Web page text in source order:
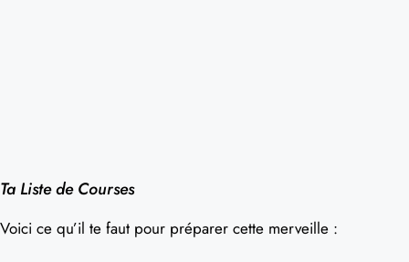
Ta Liste de Courses
Voici ce qu’il te faut pour préparer cette merveille :